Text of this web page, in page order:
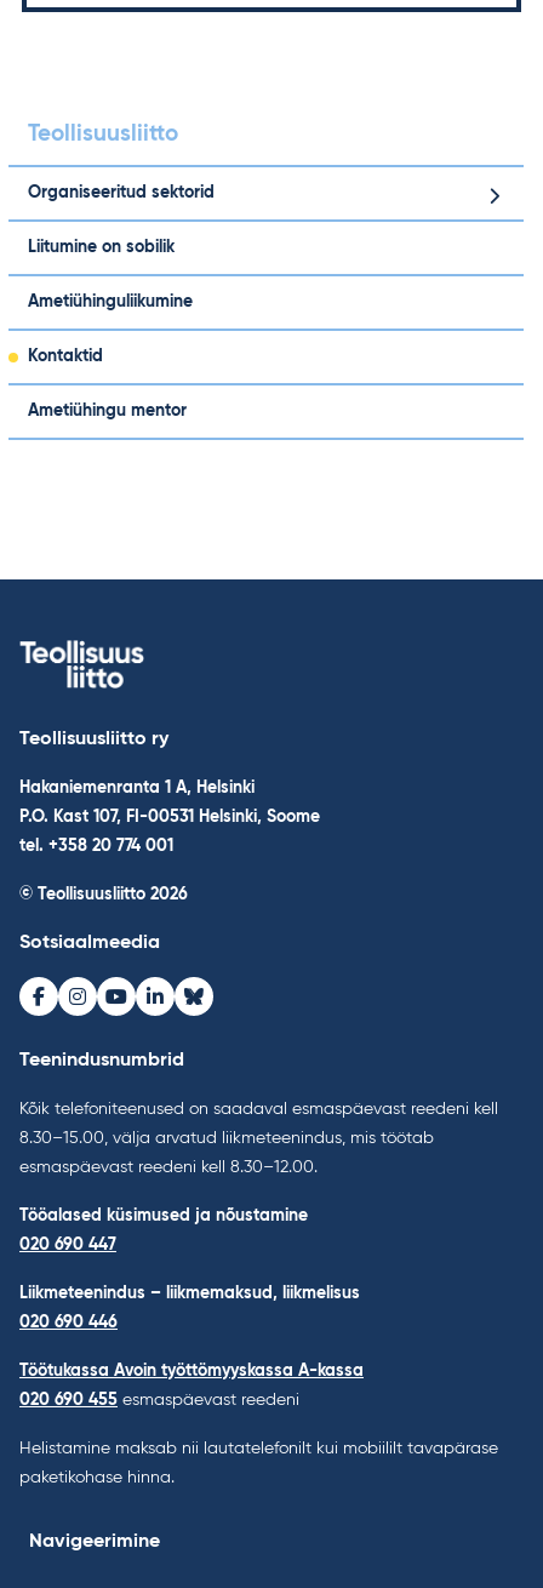
Teollisuusliitto
Organiseeritud sektorid
Liitumine on sobilik
Ametiühinguliikumine
Kontaktid
Ametiühingu mentor
Teollisuusliitto ry
Hakaniemenranta 1 A, Helsinki
P.O. Kast 107, FI-00531 Helsinki, Soome
tel. +358 20 774 001
© Teollisuusliitto 2026
Sotsiaalmeedia
Facebook
Instagram
Youtube
LinkedInBluesky
Teenindusnumbrid
Kõik telefoniteenused on saadaval esmaspäevast reedeni kell
8.30–15.00, välja arvatud liikmeteenindus, mis töötab
esmaspäevast reedeni kell 8.30–12.00.
Tööalased küsimused ja nõustamine
020 690 447
Liikmeteenindus – liikmemaksud, liikmelisus
020 690 446
Töötukassa Avoin työttömyyskassa A-kassa
020 690 455 esmaspäevast reedeni
Helistamine maksab nii lautatelefonilt kui mobiililt tavapärase
paketikohase hinna.
Navigeerimine